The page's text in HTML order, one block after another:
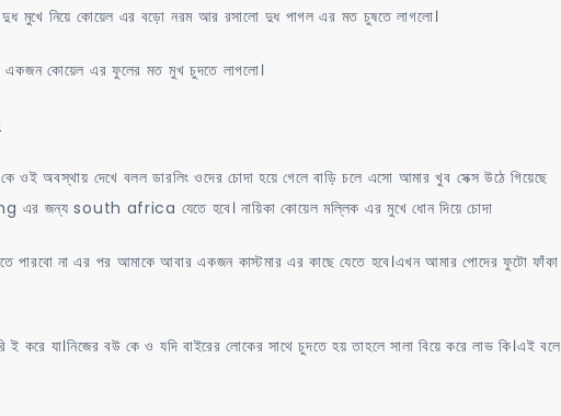
মুখে নিয়ে কোয়েল এর বড়ো নরম আর রসালো দুধ পাগল এর মত চুষতে লাগলো।
কোয়েল এর ফুলের মত মুখ চুদতে লাগলো।
অবস্থায় দেখে বলল ডারলিং ওদের চোদা হয়ে গেলে বাড়ি চলে এসো আমার খুব সেক্স উঠে গিয়েছে
জন্য south africa যেতে হবে। নায়িকা কোয়েল মল্লিক এর মুখে ধোন দিয়ে চোদা
পারবো না এর পর আমাকে আবার একজন কাস্টমার এর কাছে যেতে হবে।এখন আমার পোদের ফুটো ফাঁকা
ই করে যা।নিজের বউ কে ও যদি বাইরের লোকের সাথে চুদতে হয় তাহলে সালা বিয়ে করে লাভ কি।এই বলে